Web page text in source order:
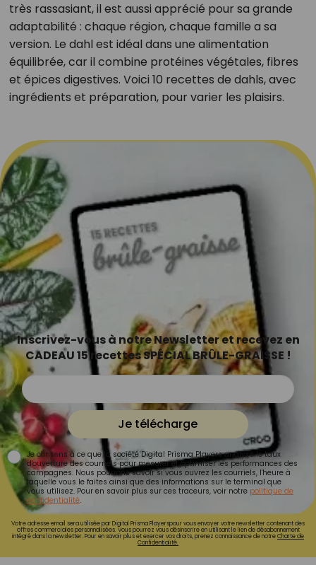
très rassasiant, il est aussi apprécié pour sa grande
adaptabilité : chaque région, chaque famille a sa
version. Le dahl est idéal dans une alimentation
équilibrée, car il combine protéines végétales, fibres
et épices digestives. Voici 10 recettes de dahls, avec
ingrédients et préparation, pour varier les plaisirs.
Inscrivez-vous à notre Newsletter et recevez en
CADEAU 15 recettes SPÉCIAL BRÛLE-GRAISSE !
Je télécharge
Je consens à ce que la société Digital Prisma Players analyse le taux
d'ouverture des courriels pour mesurer et optimiser les performances des
campagnes. Nous pourrons savoir si vous ouvrez les courriels, l'heure à
laquelle vous le faites ainsi que des informations sur le terminal que
vous utilisez. Pour en savoir plus sur ces traceurs, voir notre politique de
confidentialité.
Votre adresse email sera utilisée par Digital Prisma Playerspour vous envoyer votre newsletter contenant des
offres commerciales personnalisées. Vous pourrez vous désinscrire en utilisant le lien de désabonnement
intégré dans la newsletter. Pour en savoir plus et exercer vos droits, prenez connaissance de notreCharte de
Confidentialité.